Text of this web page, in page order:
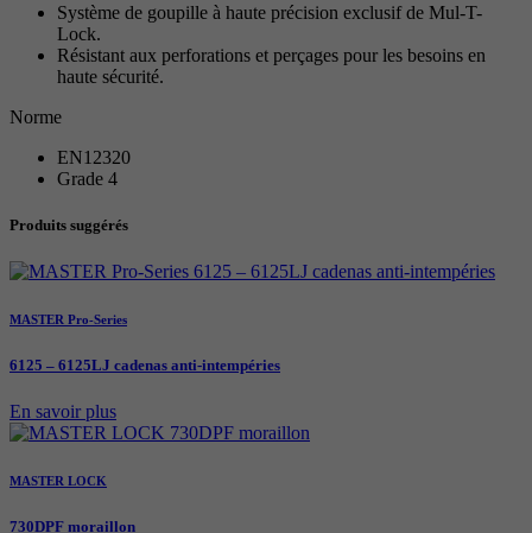
Système de goupille à haute précision exclusif de Mul-T-
Lock.
Résistant aux perforations et perçages pour les besoins en
haute sécurité.
Norme
EN12320
Grade 4
Produits suggérés
MASTER Pro-Series
6125 – 6125LJ cadenas anti-intempéries
En savoir plus
MASTER LOCK
730DPF moraillon